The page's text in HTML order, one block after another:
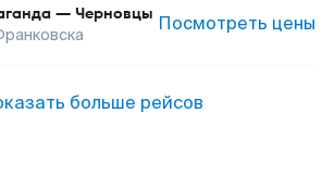
— Черновцы Посмотреть цены
больше рейсов